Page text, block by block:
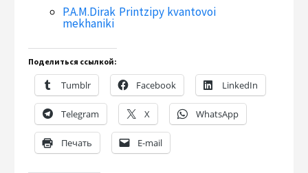
P.A.M.Dirak Printzipy kvantovoi
mekhaniki
Поделиться ссылкой:
Tumblr Facebook LinkedIn
Telegram X WhatsApp
Печать E-mail